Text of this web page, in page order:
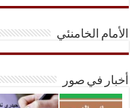
الأمام الخامنئي
أخبار في صور